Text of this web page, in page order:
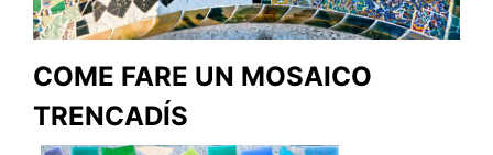
COME FARE UN MOSAICO
TRENCADÍS